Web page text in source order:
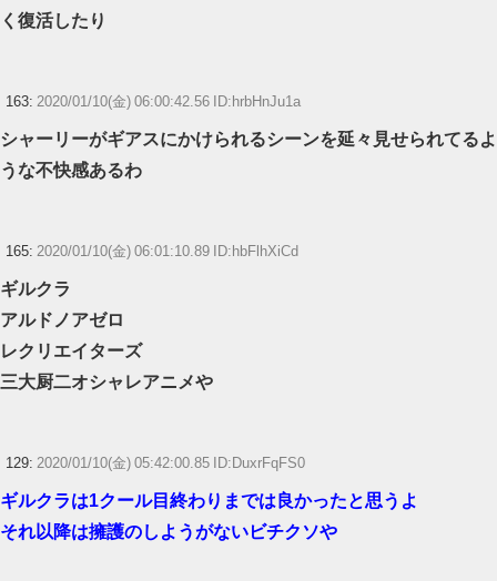
く復活したり
163: 2020/01/10(金) 06:00:42.56 ID:hrbHnJu1a
シャーリーがギアスにかけられるシーンを延々見せられてるよ
うな不快感あるわ
165: 2020/01/10(金) 06:01:10.89 ID:hbFlhXiCd
ギルクラ
アルドノアゼロ
レクリエイターズ
三大厨二オシャレアニメや
129: 2020/01/10(金) 05:42:00.85 ID:DuxrFqFS0
ギルクラは1クール目終わりまでは良かったと思うよ
それ以降は擁護のしようがないビチクソや